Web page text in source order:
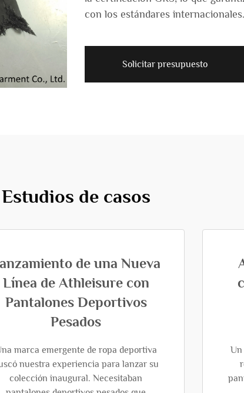
con los estándares internacionales.
Solicitar presupuesto
Estudios de casos
de una Nueva
Línea de Athleisure con
Pantalones Deportivos
Pesados
marca emergente de ropa deportiva
nuestra experiencia para lanzar su
colección inaugural. Necesitaban
Un